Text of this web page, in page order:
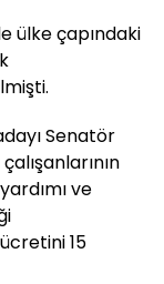
ülke çapındaki
Senatör
ve
15